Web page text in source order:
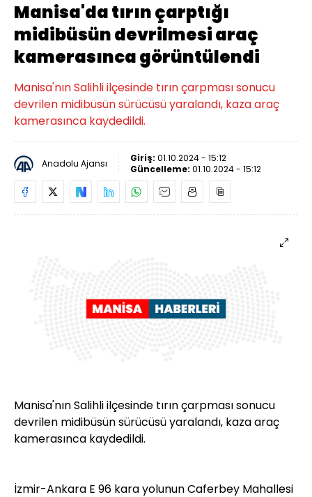
Manisa'da tırın çarptığı
midibüsün devrilmesi araç
kamerasınca görüntülendi
Manisa'nın Salihli ilçesinde tırın çarpması sonucu
devrilen midibüsün sürücüsü yaralandı, kaza araç
kamerasınca kaydedildi.
Anadolu Ajansı Giriş: 01.10.2024 - 15:12
Güncelleme: 01.10.2024 - 15:12
Manisa'nın Salihli ilçesinde tırın çarpması sonucu
devrilen midibüsün sürücüsü yaralandı, kaza araç
kamerasınca kaydedildi.
İzmir-Ankara E 96 kara yolunun Caferbey Mahallesi